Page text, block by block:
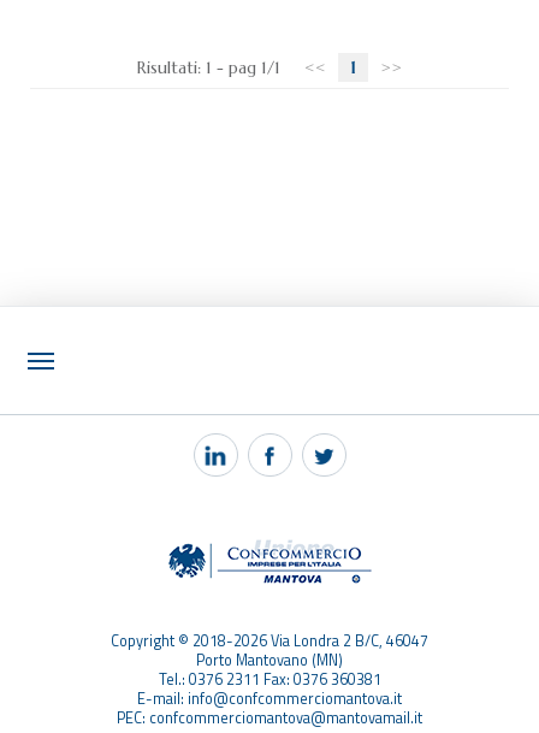
Risultati: 1 - pag 1/1 << 1 >>
NOTIZIE
PEC MANTOVA MAIL
Copyright © 2018-2026 Via Londra 2 B/C, 46047
Porto Mantovano (MN)
Tel.: 0376 2311 Fax: 0376 360381
E-mail: info@confcommerciomantova.it
PEC: confcommerciomantova@mantovamail.it